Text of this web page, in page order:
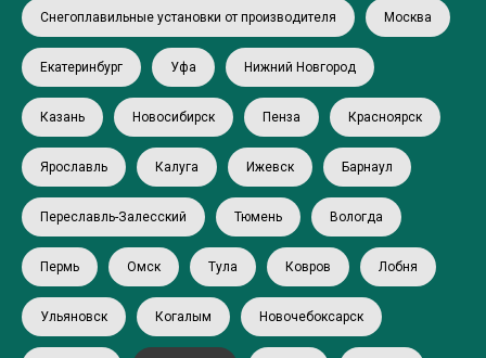
Снегоплавильные установки от производителя Москва
Екатеринбург Уфа Нижний Новгород
Казань Новосибирск Пенза Красноярск
Ярославль Калуга Ижевск Барнаул
Переславль-Залесский Тюмень Вологда
Пермь Омск Тула Ковров Лобня
Ульяновск Когалым Новочебоксарск